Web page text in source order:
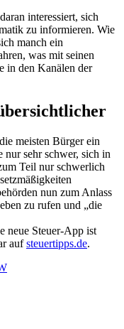
interessiert, sich
zu informieren. Wie
manch ein
was mit seinen
in den Kanälen der
meisten Bürger ein
nur sehr schwer, sich in
Teil nur schwerlich
nun zum Anlass
zu rufen und „die
neue Steuer-App ist
aufsteuertipps.de.